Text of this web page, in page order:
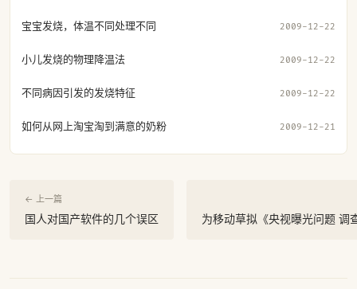
宝宝发烧，体温不同处理不同 2009-12-22
小儿发烧的物理降温法 2009-12-22
不同病因引发的发烧特征 2009-12-22
如何从网上淘宝淘到满意的奶粉 2009-12-21
← 上一篇
国人对国产软件的几个误区 为移动草拟《央视曝光问题 调